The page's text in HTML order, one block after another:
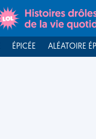
ÉPICÉE ALÉATOIRE